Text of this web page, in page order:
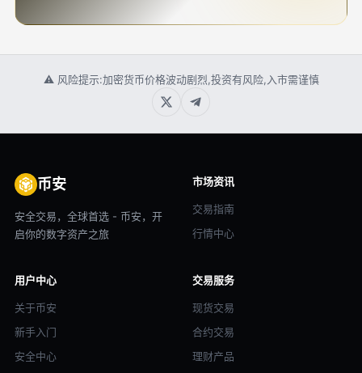
⚠ 风险提示:加密货币价格波动剧烈,投资有风险,入市需谨慎
币安
安全交易，全球首选 - 币安，开
启你的数字资产之旅
市场资讯
交易指南
行情中心
用户中心
关于币安
新手入门
安全中心
交易服务
现货交易
合约交易
理财产品